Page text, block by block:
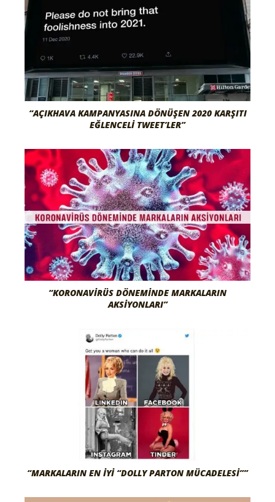
“AÇIKHAVA KAMPANYASINA DÖNÜŞEN 2020 KARŞITI
EĞLENCELI TWEET’LER”
“KORONAVIRÜS DÖNEMINDE MARKALARIN
AKSIYONLARI”
“MARKALARIN EN İYI “DOLLY PARTON MÜCADELESI””